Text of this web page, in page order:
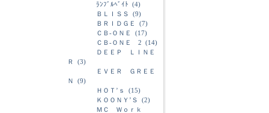
ﾗﾝﾌﾞﾙﾍﾞｲﾄ (4)
ＢＬＩＳＳ
(9)
ＢＲＩＤＧＥ
(7)
ＣＢ-ＯＮＥ
(17)
ＣＢ-ＯＮＥ 2 (14)
ＤＥＥＰ ＬＩＮＥ
Ｒ
(3)
ＥＶＥＲ ＧＲＥＥ
Ｎ
(9)
ＨＯＴ’ｓ
(15)
ＫＯＯＮＹ’Ｓ
(2)
ＭＣ Ｗｏｒｋ